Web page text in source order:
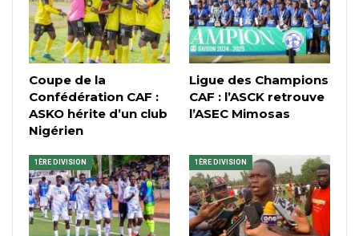
Coupe de la
Confédération CAF :
ASKO hérite d’un club
Nigérien
Ligue des Champions
CAF : l’ASCK retrouve
l’ASEC Mimosas
1ÈRE DIVISION 1ÈRE DIVISION